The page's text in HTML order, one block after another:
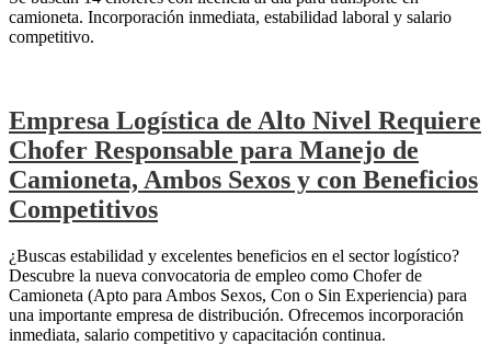
camioneta. Incorporación inmediata, estabilidad laboral y salario
competitivo.
Empresa Logística de Alto Nivel Requiere
Chofer Responsable para Manejo de
Camioneta, Ambos Sexos y con Beneficios
Competitivos
¿Buscas estabilidad y excelentes beneficios en el sector logístico?
Descubre la nueva convocatoria de empleo como Chofer de
Camioneta (Apto para Ambos Sexos, Con o Sin Experiencia) para
una importante empresa de distribución. Ofrecemos incorporación
inmediata, salario competitivo y capacitación continua.